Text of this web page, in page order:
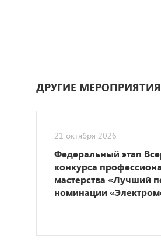
ДРУГИЕ МЕРОПРИЯТИЯ
21 октября 2026
Федеральный этап
конкурса
мастерства «Лучший
номинации